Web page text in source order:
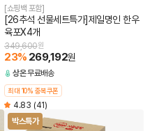
[쇼핑백 포함]
[26추석 선물세트특가]제일명인 한우
육포X4개
349,600원
23% 269,192원
상온무료배송
최대 10% 중복쿠폰
4.83 (41)
박스특가